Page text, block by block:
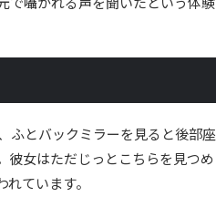
ふとバックミラーを見ると後部座
彼女はただじっとこちらを見つめ
ています。